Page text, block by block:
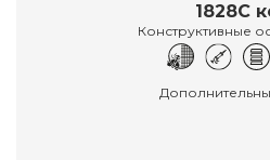
1828С
Конструктивные